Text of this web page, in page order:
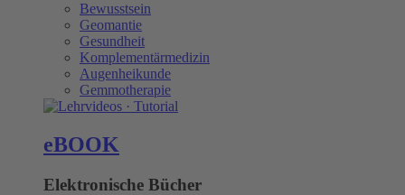
Bewusstsein
Geomantie
Gesundheit
Komplementärmedizin
Augenheikunde
Gemmotherapie
eBOOK
Elektronische Bücher